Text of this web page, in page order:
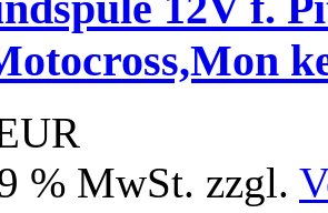
% MwSt. zzgl.